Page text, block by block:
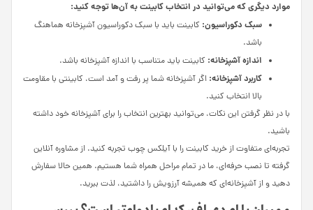
موارد دیگری که می‌توانید در انتخاب کابینت به آن‌ها توجه کنید:
سبک دکوراسیون: کابینت باید با سبک دکوراسیون آشپزخانه هماهنگ
باشد.
اندازه آشپزخانه: کابینت باید متناسب با اندازه آشپزخانه باشد.
کاربرد آشپزخانه: اگر آشپزخانه شما پر رفت و آمد است، کابینتی با مقاومت
بالا انتخاب کنید.
با در نظر گرفتن این نکات، می‌توانید بهترین انتخاب را برای آشپزخانه خود داشته
باشید.
تجربه‌ای متفاوت از خرید کابینت را با آیلکس چوب تجربه کنید. از مشاوره آنلاین
گرفته تا نصب حرفه‌ای، ما در تمام مراحل همراه شما هستیم. همین حالا سفارش
دهید و از آشپزخانه‌ای که همیشه آرزویش را داشتید، لذت ببرید.